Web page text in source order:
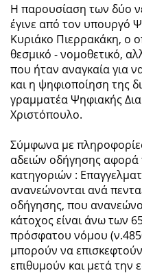
Η παρουσίαση των δύο
έγινε από τον υπουργό
Κυριάκο Πιερρακάκη, ο
θεσμικό - νομοθετικό,
που ήταν αναγκαία για
και η ψηφιοποίηση της
γραμματέα Ψηφιακής
Χριστόπουλο.
Σύμφωνα με
αδειών οδήγησης
κατηγοριών :
ανανεώνονται ανά
οδήγησης, που
κάτοχος είναι άνω των
πρόσφατου νόμου
μπορούν να
επιθυμούν και μετά την